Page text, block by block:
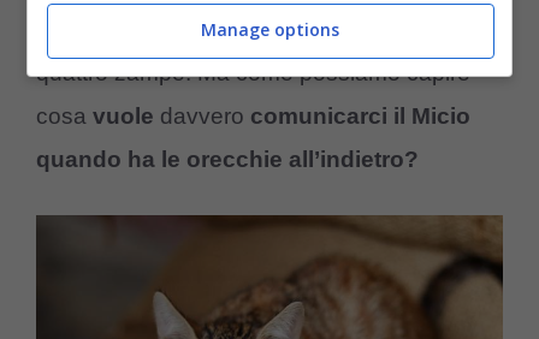
posizione delle orecchie del nostro amico a
quattro zampe. Ma come possiamo capire
cosa vuole davvero comunicarci il Micio
quando ha le orecchie all’indietro?
Manage options